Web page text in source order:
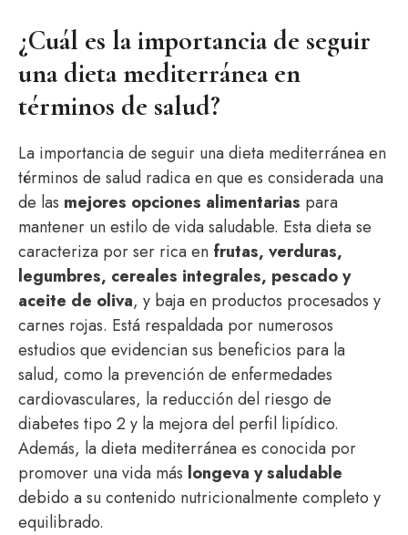
¿Cuál es la importancia de seguir
una dieta mediterránea en
términos de salud?
La importancia de seguir una dieta mediterránea en
términos de salud radica en que es considerada una
de las mejores opciones alimentarias para
mantener un estilo de vida saludable. Esta dieta se
caracteriza por ser rica en frutas, verduras,
legumbres, cereales integrales, pescado y
aceite de oliva, y baja en productos procesados y
carnes rojas. Está respaldada por numerosos
estudios que evidencian sus beneficios para la
salud, como la prevención de enfermedades
cardiovasculares, la reducción del riesgo de
diabetes tipo 2 y la mejora del perfil lipídico.
Además, la dieta mediterránea es conocida por
promover una vida más longeva y saludable
debido a su contenido nutricionalmente completo y
equilibrado.